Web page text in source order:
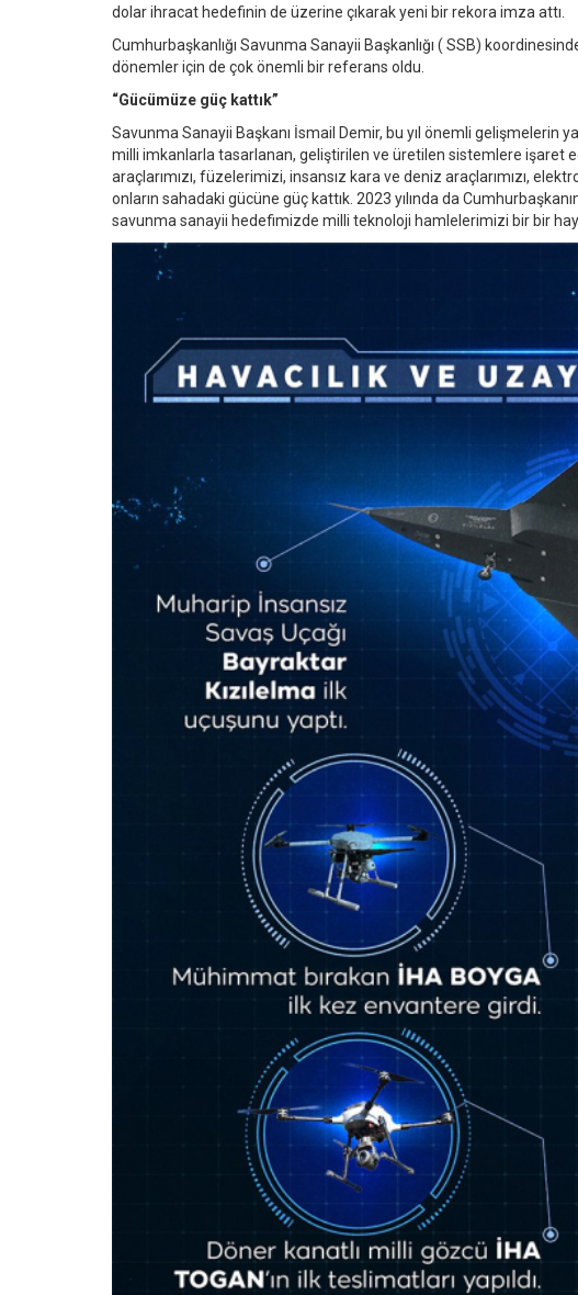
dolar ihracat hedefinin de üzerine çıkarak yeni bir rekora imza attı.
Cumhurbaşkanlığı Savunma Sanayii Başkanlığı ( SSB)
dönemler için de çok önemli bir referans oldu.
“Gücümüze güç kattık”
Savunma Sanayii Başkanı İsmail Demir, bu yıl önemli gelişmelerin
milli imkanlarla tasarlanan, geliştirilen ve üretilen sistemlere işaret
araçlarımızı, füzelerimizi, insansız kara ve deniz araçlarımızı,
onların sahadaki gücüne güç kattık. 2023 yılında da
savunma sanayii hedefimizde milli teknoloji hamlelerimizi bir bir